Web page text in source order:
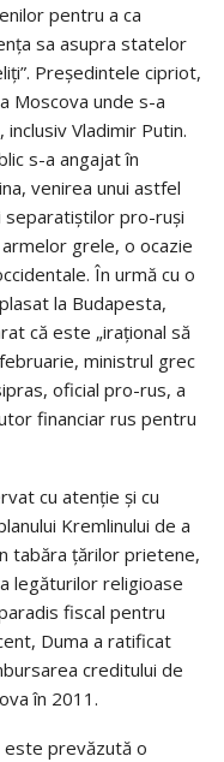
pentru a ca
sa asupra statelor
Preşedintele cipriot,
Moscova unde s-a
Vladimir Putin.
s-a angajat în
venirea unui astfel
separatiştilor pro-ruşi
grele, o ocazie
În urmă cu o
la Budapesta,
că este „iraţional să
ministrul grec
oficial pro-rus, a
financiar rus pentru
cu atenţie şi cu
Kremlinului de a
tabăra ţărilor prietene,
legăturilor religioase
fiscal pentru
Duma a ratificat
creditului de
în 2011.
este prevăzută o